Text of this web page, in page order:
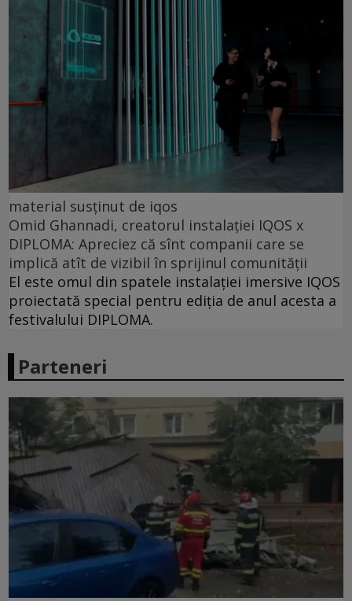
material susținut de iqos
Omid Ghannadi, creatorul instalației IQOS x
DIPLOMA: Apreciez că sînt companii care se
implică atît de vizibil în sprijinul comunității
El este omul din spatele instalației imersive IQOS
proiectată special pentru ediția de anul acesta a
festivalului DIPLOMA.
Parteneri